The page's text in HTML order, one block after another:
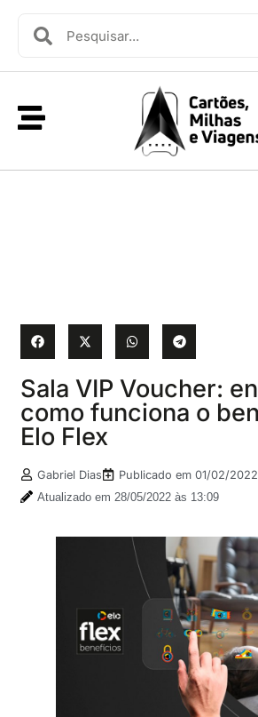
Sala VIP Voucher:
como funciona o
Elo Flex
Gabriel Dias Publicado em01/02/
Atualizado em 28/05/2022 às 13:09